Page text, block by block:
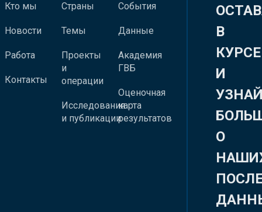
Кто мы
Новости
Работа
Контакты
Страны
Темы
Проекты
и
операции
Исследования
и публикации
События
Данные
Академия
ГВБ
Оценочная
карта
результатов
В
КУРСЕ
И
О